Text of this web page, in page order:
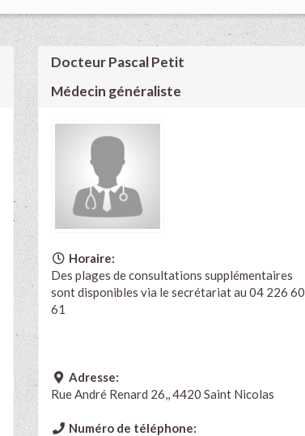
Docteur Pascal Petit
Médecin généraliste
Horaire:
Des plages de consultations supplémentaires
sont disponibles via le secrétariat au 04 226 60
61
Adresse:
Rue André Renard 26,, 4420 Saint Nicolas
Numéro de téléphone: